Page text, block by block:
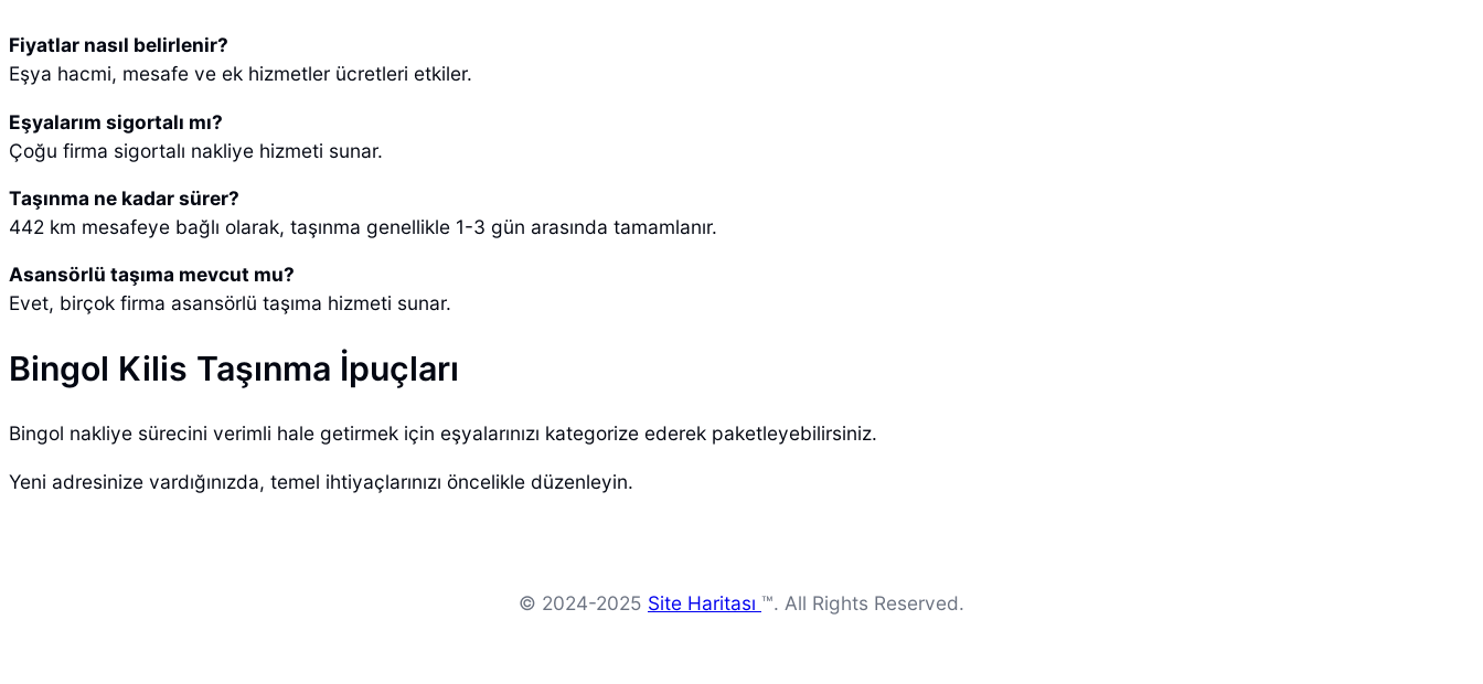
Fiyatlar nasıl belirlenir?
Eşya hacmi, mesafe ve ek hizmetler ücretleri etkiler.
Eşyalarım sigortalı mı?
Çoğu firma sigortalı nakliye hizmeti sunar.
Taşınma ne kadar sürer?
442 km mesafeye bağlı olarak, taşınma genellikle 1-3 gün arasında tamamlanır.
Asansörlü taşıma mevcut mu?
Evet, birçok firma asansörlü taşıma hizmeti sunar.
Bingol Kilis Taşınma İpuçları
Bingol nakliye sürecini verimli hale getirmek için eşyalarınızı kategorize ederek paketleyebilirsiniz.
Yeni adresinize vardığınızda, temel ihtiyaçlarınızı öncelikle düzenleyin.
© 2024-2025 Site Haritası ™. All Rights Reserved.